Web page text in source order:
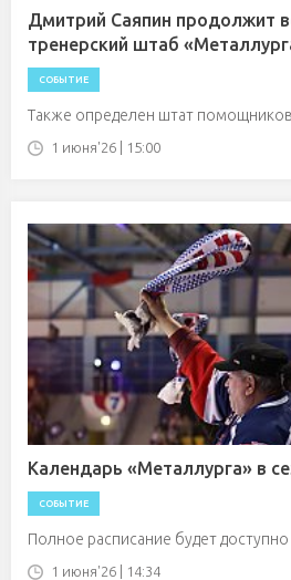
Дмитрий Саяпин продолжит
тренерский штаб
СОБЫТИЕ
Также определен штат помощников
1 июня'26 | 15:00
Календарь «Металлурга» в
СОБЫТИЕ
Полное расписание будет
1 июня'26 | 14:34